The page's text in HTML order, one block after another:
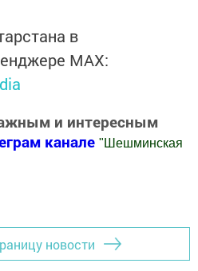
в
MАХ:
и интересным
канале "Шешминская
новости